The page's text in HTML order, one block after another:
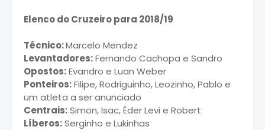
Elenco do Cruzeiro para 2018/19
Técnico:Marcelo Mendez
Levantadores:Fernando Cachopa e Sandro
Opostos:Evandro e Luan Weber
Ponteiros:Filipe, Rodriguinho, Leozinho, Pablo e
um atleta a ser anunciado
Centrais:Simon, Isac, Éder Levi e Robert
Líberos:Serginho e Lukinhas